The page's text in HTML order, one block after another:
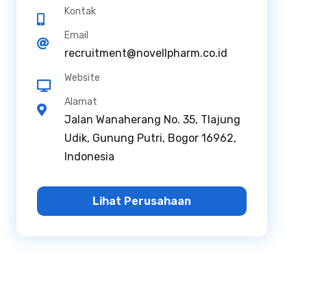
Kontak
Email
recruitment@novellpharm.co.id
Website
Alamat
Jalan Wanaherang No. 35, Tlajung
Udik, Gunung Putri, Bogor 16962,
Indonesia
Lihat Perusahaan